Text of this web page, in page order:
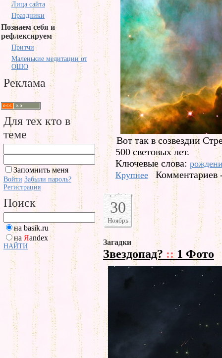
Лица сайта
Праздники
Познаем себя и
рефлексируем
Притчи
Маленькие медитации от
ОШО
Реклама
Для тех кто в
теме
Запомнить меня
Войти Забыли пароль?
Регистрация
Поиск
на basik.ru
на Яandex
НАЙТИ
Вот так в созвездии
500 световых лет.
Ключевые слова:
Крупнее
Комментариев
30
Ноябрь
Загадки
Звездопад? ::1 Фото